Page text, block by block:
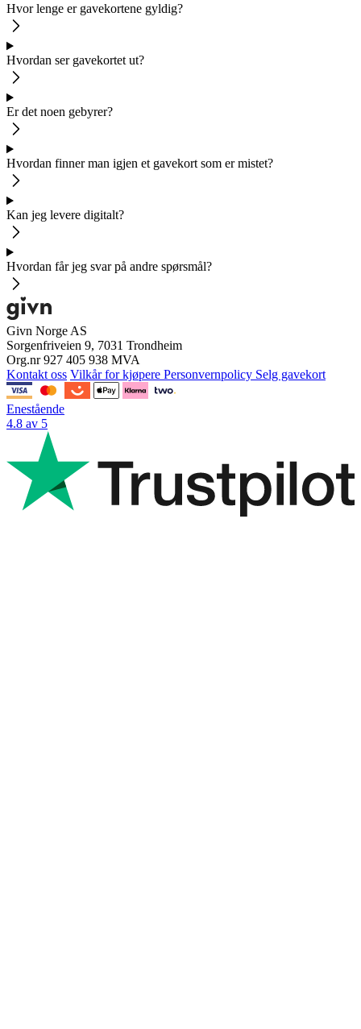
Hvor lenge er gavekortene gyldig?
Hvordan ser gavekortet ut?
Er det noen gebyrer?
Hvordan finner man igjen et gavekort som er mistet?
Kan jeg levere digitalt?
Hvordan får jeg svar på andre spørsmål?
Givn Norge AS
Sorgenfriveien 9, 7031 Trondheim
Org.nr 927 405 938 MVA
Kontakt oss Vilkår for kjøpere Personvernpolicy Selg gavekort
Enestående
4.8 av 5